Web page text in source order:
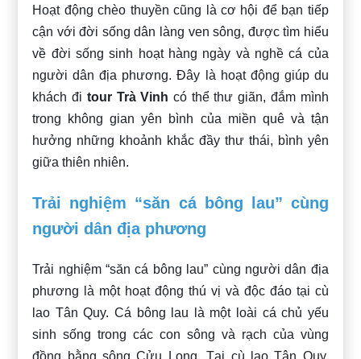
Hoạt động chèo thuyền cũng là cơ hội để bạn tiếp
cận với đời sống dân làng ven sông, được tìm hiểu
về đời sống sinh hoạt hàng ngày và nghề cá của
người dân địa phương. Đây là hoạt động giúp du
khách đi tour Trà Vinh có thể thư giãn, đắm mình
trong không gian yên bình của miền quê và tận
hưởng những khoảnh khắc đầy thư thái, bình yên
giữa thiên nhiên.
Trải nghiệm “săn cá bông lau” cùng
người dân địa phương
Trải nghiệm “săn cá bông lau” cùng người dân địa
phương là một hoạt động thú vị và độc đáo tại cù
lao Tân Quy. Cá bông lau là một loài cá chủ yếu
sinh sống trong các con sông và rạch của vùng
đồng bằng sông Cửu Long. Tại cù lao Tân Quy,